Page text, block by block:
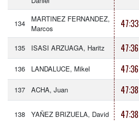
134
MARTINEZ FERNANDEZ,
Marcos
47:33
135 ISASI ARZUAGA, Haritz 47:36
136 LANDALUCE, Mikel 47:36
137 ACHA, Juan 47:38
138 YAÑEZ BRIZUELA, David 47:38